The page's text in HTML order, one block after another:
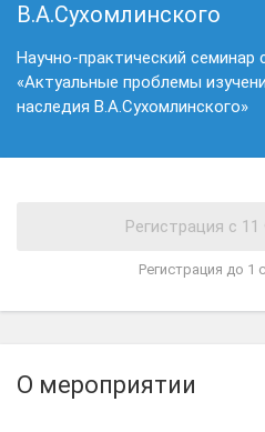
В.А.Сухомлинского
Научно-практический
«Актуальные проблемы
наследия В.А.Сухомлинского»
Регистрация до 1
О мероприятии